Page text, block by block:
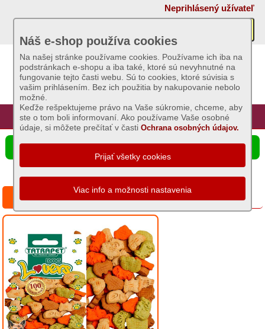
Neprihlásený užívateľ
Úvod Hlavná stránka Prihlásenie Registrácia
Náš e-shop používa cookies
Na našej stránke používame cookies. Používame ich iba na
podstránkach e-shopu a iba také, ktoré sú nevyhnutné na
fungovanie tejto časti webu. Sú to cookies, ktoré súvisia s
vašim prihlásením. Bez ich použitia by nakupovanie nebolo
možné.
Keďže rešpektujeme právo na Vaše súkromie, chceme, aby
ste o tom boli informovaní. Ako používame Vaše osobné
údaje, si môžete prečítať v častiOchrana osobných údajov.
☰ Ponuka produktov
Akcie
Sviečky
Umelé
kvety
Semená
osivá
potreby
Krmivá
pre
psy
Krmivá
pre
Animal mini mix - sáčik 50g